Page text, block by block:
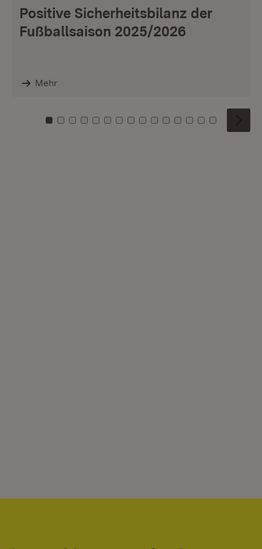
Positive Sicherheitsbilanz der
Fußballsaison 2025/2026
Mehr
Zu Kachel: 0
Zu Kachel: 1
Zu Kachel: 2
Zu Kachel: 3
Zu Kachel: 4
Zu Kachel: 5
Zu Kachel: 6
Zu Kachel: 7
Zu Kachel: 8
Zu Kachel: 9
Zu Kachel: 10
Zu Kachel: 11
Zu Kachel: 12
Zu Kachel:
Zu